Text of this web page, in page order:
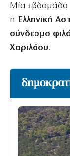
Μία εβδομάδα
η Ελληνική
σύνδεσμο
Χαριλάου.